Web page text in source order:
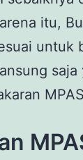
itu,
untuk